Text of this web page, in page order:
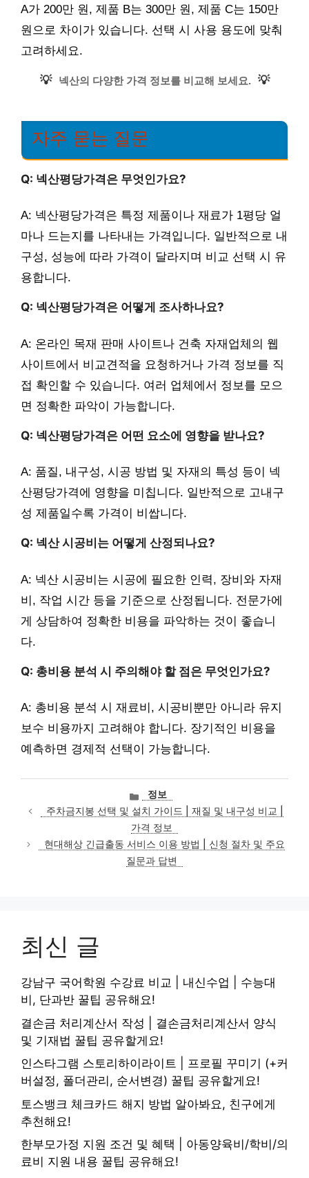
A가 200만 원, 제품 B는 300만 원, 제품 C는 150만
원으로 차이가 있습니다. 선택 시 사용 용도에 맞춰
고려하세요.
💡 넥산의 다양한 가격 정보를 비교해 보세요. 💡
자주 묻는 질문
Q: 넥산평당가격은 무엇인가요?
A: 넥산평당가격은 특정 제품이나 재료가 1평당 얼
마나 드는지를 나타내는 가격입니다. 일반적으로 내
구성, 성능에 따라 가격이 달라지며 비교 선택 시 유
용합니다.
Q: 넥산평당가격은 어떻게 조사하나요?
A: 온라인 목재 판매 사이트나 건축 자재업체의 웹
사이트에서 비교견적을 요청하거나 가격 정보를 직
접 확인할 수 있습니다. 여러 업체에서 정보를 모으
면 정확한 파악이 가능합니다.
Q: 넥산평당가격은 어떤 요소에 영향을 받나요?
A: 품질, 내구성, 시공 방법 및 자재의 특성 등이 넥
산평당가격에 영향을 미칩니다. 일반적으로 고내구
성 제품일수록 가격이 비쌉니다.
Q: 넥산 시공비는 어떻게 산정되나요?
A: 넥산 시공비는 시공에 필요한 인력, 장비와 자재
비, 작업 시간 등을 기준으로 산정됩니다. 전문가에
게 상담하여 정확한 비용을 파악하는 것이 좋습니
다.
Q: 총비용 분석 시 주의해야 할 점은 무엇인가요?
A: 총비용 분석 시 재료비, 시공비뿐만 아니라 유지
보수 비용까지 고려해야 합니다. 장기적인 비용을
예측하면 경제적 선택이 가능합니다.
카
테
고
리
정보
주차금지봉 선택 및 설치 가이드 | 재질 및 내구성 비교 |
가격 정보
현대해상 긴급출동 서비스 이용 방법 | 신청 절차 및 주요
질문과 답변
최신 글
강남구 국어학원 수강료 비교 | 내신수업 | 수능대
비, 단과반 꿀팁 공유해요!
결손금 처리계산서 작성 | 결손금처리계산서 양식
및 기재법 꿀팁 공유할게요!
인스타그램 스토리하이라이트 | 프로필 꾸미기 (+커
버설정, 폴더관리, 순서변경) 꿀팁 공유할게요!
토스뱅크 체크카드 해지 방법 알아봐요, 친구에게
추천해요!
한부모가정 지원 조건 및 혜택 | 아동양육비/학비/의
료비 지원 내용 꿀팁 공유해요!